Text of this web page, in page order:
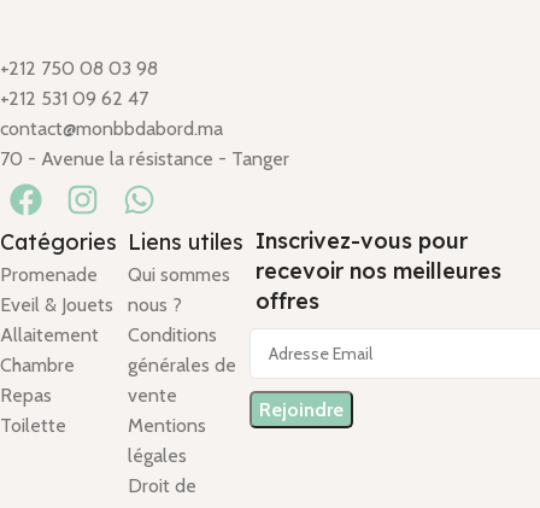
+212 750 08 03 98
+212 531 09 62 47
contact@monbbdabord.ma
70 - Avenue la résistance - Tanger
Catégories
Promenade
Eveil & Jouets
Allaitement
Chambre
Repas
Toilette
Liens utiles
Qui sommes
nous ?
Conditions
générales de
vente
Mentions
légales
Droit de
Inscrivez-vous pour
recevoir nos meilleures
offres